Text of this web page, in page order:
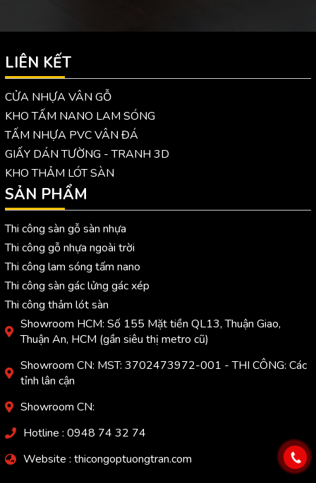
LIÊN KẾT
CỬA NHỰA VÂN GỖ
KHO TẤM NANO LAM SÓNG
TẤM NHỰA PVC VÂN ĐÁ
GIẤY DÁN TƯỜNG - TRANH 3D
KHO THẢM LÓT SÀN
SẢN PHẨM
Thi công sàn gỗ sàn nhựa
Thi công gỗ nhựa ngoài trời
Thi công lam sóng tấm nano
Thi công sàn gác lửng gác xép
Thi công thảm lót sàn
Showroom HCM: Số 155 Mặt tiền QL13, Thuận Giao,
Thuận An, HCM (gần siêu thị metro cũ)
Showroom CN: MST: 3702473972-001 - THI CÔNG: Các
tỉnh lân cận
Showroom CN:
Hotline : 0948 74 32 74
Website : thicongoptuongtran.com